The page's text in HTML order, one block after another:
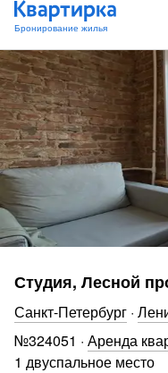
Студия, Лесной
Санкт-Петербург ·
№324051 · Аренда
1 двуспальное место